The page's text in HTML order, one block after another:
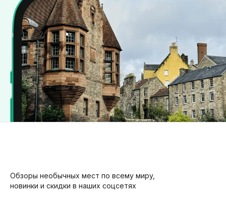
Обзоры необычных мест по всему миру,
новинки и скидки в наших соцсетях